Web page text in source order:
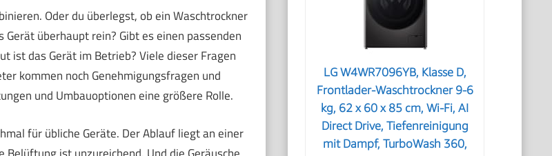
Oder du überlegst, ob ein Waschtrockner
überhaupt rein? Gibt es einen passenden
ist das Gerät im Betrieb? Viele dieser Fragen
kommen noch Genehmigungsfragen und
und Umbauoptionen eine größere Rolle.
für übliche Geräte. Der Ablauf liegt an einer
LG W4WR7096YB, Klasse D,
Frontlader-Waschtrockner 9-6
kg, 62 x 60 x 85 cm, Wi-Fi, AI
Direct Drive, Tiefenreinigung
mit Dampf, TurboWash 360,